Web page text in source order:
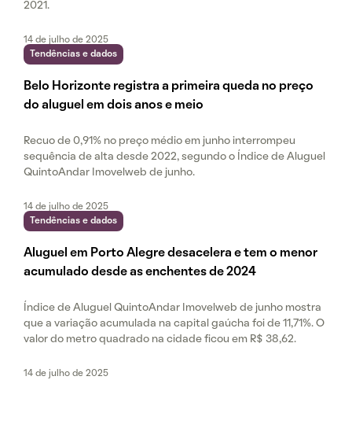
2021.
14 de julho de 2025
Tendências e dados
Belo Horizonte registra a primeira queda no preço
do aluguel em dois anos e meio
Recuo de 0,91% no preço médio em junho interrompeu
sequência de alta desde 2022, segundo o Índice de Aluguel
QuintoAndar Imovelweb de junho.
14 de julho de 2025
Tendências e dados
Aluguel em Porto Alegre desacelera e tem o menor
acumulado desde as enchentes de 2024
Índice de Aluguel QuintoAndar Imovelweb de junho mostra
que a variação acumulada na capital gaúcha foi de 11,71%. O
valor do metro quadrado na cidade ficou em R$ 38,62.
14 de julho de 2025